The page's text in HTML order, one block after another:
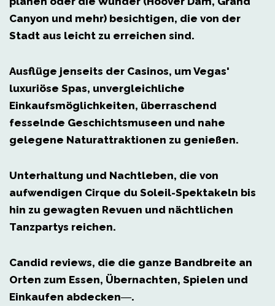
Canyon und mehr) besichtigen, die von der
Stadt aus leicht zu erreichen sind.
Ausflüge jenseits der Casinos, um Vegas'
luxuriöse Spas, unvergleichliche
Einkaufsmöglichkeiten, überraschend
fesselnde Geschichtsmuseen und nahe
gelegene Naturattraktionen zu genießen.
Unterhaltung und Nachtleben, die von
aufwendigen Cirque du Soleil-Spektakeln bis
hin zu gewagten Revuen und nächtlichen
Tanzpartys reichen.
Candid reviews, die die ganze Bandbreite an
Orten zum Essen, Übernachten, Spielen und
Einkaufen abdecken―.